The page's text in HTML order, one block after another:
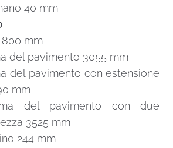
40 mm
mm
del pavimento 3055 mm
del pavimento con estensione
mm
del pavimento con due
3525 mm
244 mm